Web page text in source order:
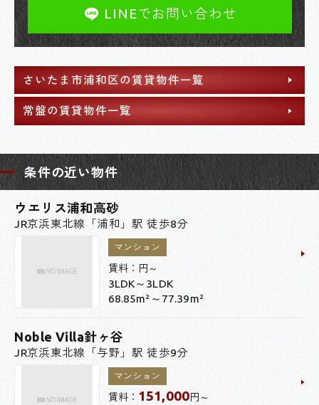
LINEでお問い合わせ
さいたま市浦和区の賃貸物件一覧
常盤の賃貸物件一覧
条件の近い物件
ウエリス浦和高砂
JR京浜東北線「浦和」駅 徒歩8分
マンション
賃料： 円～
3LDK～3LDK
68.85m²～77.39m²
Noble Villa針ヶ谷
JR京浜東北線「与野」駅 徒歩9分
マンション
賃料： 151,000円～